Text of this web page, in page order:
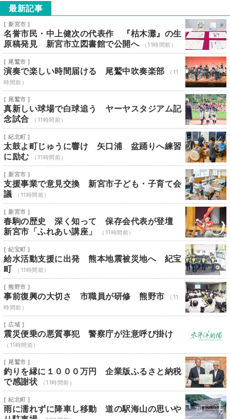
最新記事
[ 新宮市 ]
名誉市民・中上健次の代表作 『枯木灘』の生
原稿発見 新宮市立図書館で公開へ
（11時間前）
[ 尾鷲市 ]
演奏で楽しい時間届ける 尾鷲中吹奏楽部
（11
時間前）
[ 尾鷲市 ]
真新しい球場で白球追う ヤーヤスタジアム記
念試合
（11時間前）
[ 紀北町 ]
太鼓よ町じゅうに響け 矢口浦 盆踊りへ練習
に励む
（11時間前）
[ 新宮市 ]
支援事業で意見交換 新宮市子ども・子育て会
議
（11時間前）
[ 新宮市 ]
春駒の歴史 深く知って 保存会代表が登壇
新宮市「ふれあい講座」
（11時間前）
[ 紀宝町 ]
給水活動支援に出発 熊本地震被災地へ 紀宝
町
（11時間前）
[ 熊野市 ]
事前復興の大切さ 市職員が研修 熊野市
（11
時間前）
[ 広域 ]
震災便乗の悪質事犯 警察庁が注意呼び掛け
（11時間前）
[ 尾鷲市 ]
釣りを縁に１０００万円 企業版ふるさと納税
で感謝状
（11時間前）
[ 紀北町 ]
雨に濡れずに降車し移動 道の駅海山の思いや